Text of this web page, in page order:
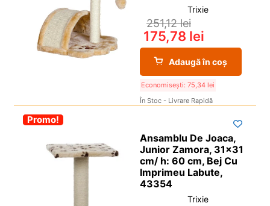
Trixie
251,12lei
175,78 lei
Adaugă în coș
Economisești: 75,34 lei
În Stoc - Livrare Rapidă
-30%
Promo!
Ansamblu De Joaca,
Junior Zamora, 31×31
cm/ h: 60 cm, Bej Cu
Imprimeu Labute,
43354
Trixie